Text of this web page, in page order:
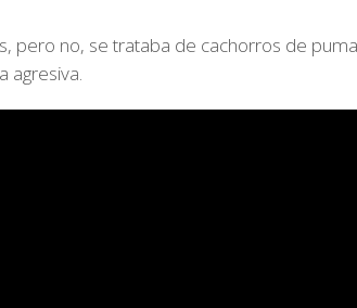
no, se trataba de cachorros de
agresiva.